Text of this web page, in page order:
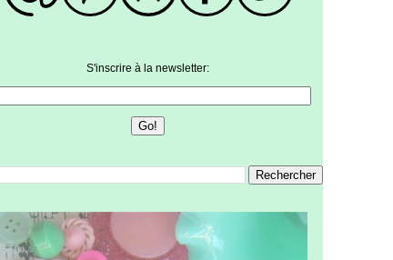
S'inscrire à la newsletter: